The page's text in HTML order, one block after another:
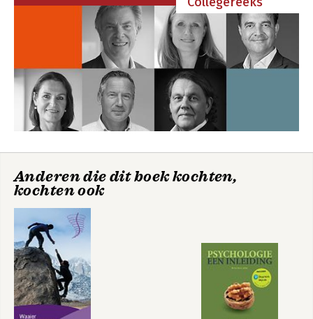
Anderen die dit boek kochten,
kochten ook